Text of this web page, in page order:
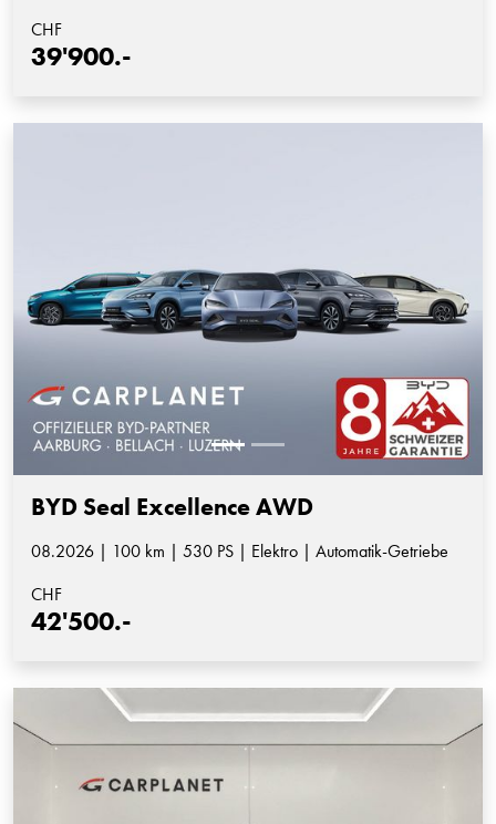
CHF
39'900.-
BYD Seal Excellence AWD
08.2026 | 100 km | 530 PS | Elektro | Automatik-Getriebe
CHF
42'500.-